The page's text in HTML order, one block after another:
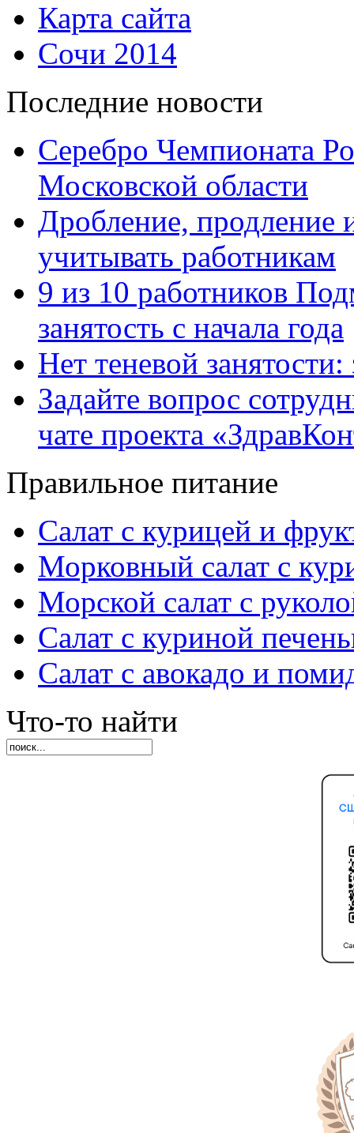
Карта сайта
Сочи 2014
Последние новости
Серебро Чемпионата
Московской области
Дробление, продление
учитывать работникам
9 из 10 работников
занятость с начала года
Нет теневой
Задайте вопрос
чате проекта
Правильное питание
Салат с курицей и
Морковный салат с
Морской салат с
Салат с куриной
Салат с авокадо и
Что-то найти